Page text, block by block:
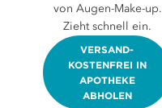
von Augen-Make-up.
Zieht schnell ein.
VERSAND-
KOSTENFREI IN
APOTHEKE
ABHOLEN